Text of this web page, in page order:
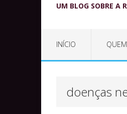
UM BLOG SOBRE A
INÍCIO
doenças